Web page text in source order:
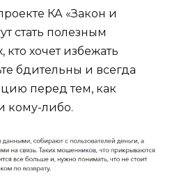
КА «Закон и
стать полезным
кто хочет избежать
бдительны и всегда
перед тем, как
кому-либо.